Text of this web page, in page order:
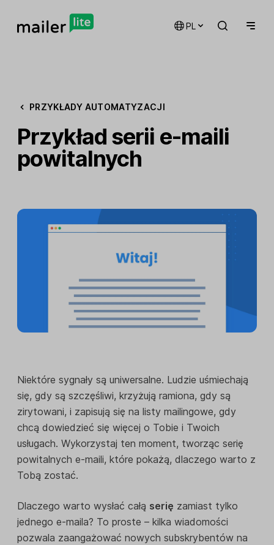
PL
PRZYKŁADY AUTOMATYZACJI
Przykład serii e-maili
powitalnych
Niektóre sygnały są uniwersalne. Ludzie uśmiechają
się, gdy są szczęśliwi, krzyżują ramiona, gdy są
zirytowani, i zapisują się na listy mailingowe, gdy
chcą dowiedzieć się więcej o Tobie i Twoich
usługach. Wykorzystaj ten moment, tworząc serię
powitalnych e-maili, które pokażą, dlaczego warto z
Tobą zostać.
Dlaczego warto wysłać całą serię zamiast tylko
jednego e-maila? To proste – kilka wiadomości
pozwala zaangażować nowych subskrybentów na